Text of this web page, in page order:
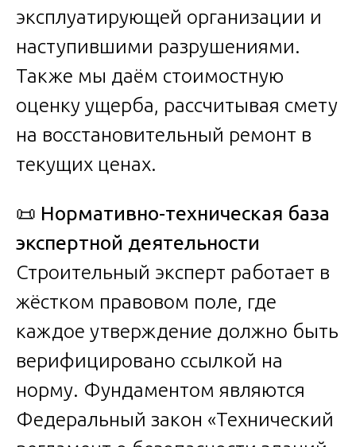
эксплуатирующей организации и
наступившими разрушениями.
Также мы даём стоимостную
оценку ущерба, рассчитывая смету
на восстановительный ремонт в
текущих ценах.
📜 Нормативно-техническая база
экспертной деятельности
Строительный эксперт работает в
жёстком правовом поле, где
каждое утверждение должно быть
верифицировано ссылкой на
норму. Фундаментом являются
Федеральный закон «Технический